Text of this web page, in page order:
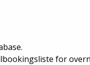
for